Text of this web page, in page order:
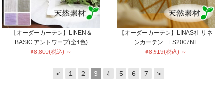
【オーダーカーテン】LINEN＆
BASIC アントワープ(全4色)
¥8,800(税込) ～
【オーダーカーテン】LINAS社 リネ
ンカーテン LS2007NL
¥8,919(税込) ～
< 1 2 3 4 5 6 7 >